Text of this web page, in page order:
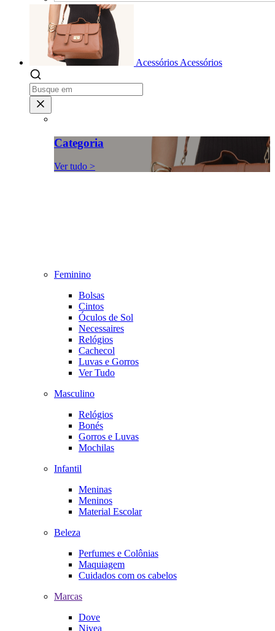
Acessórios Acessórios
Categoria
Ver tudo >
Feminino
Bolsas
Cintos
Óculos de Sol
Necessaires
Relógios
Cachecol
Luvas e Gorros
Ver Tudo
Masculino
Relógios
Bonés
Gorros e Luvas
Mochilas
Infantil
Meninas
Meninos
Material Escolar
Beleza
Perfumes e Colônias
Maquiagem
Cuidados com os cabelos
Marcas
Dove
Nivea